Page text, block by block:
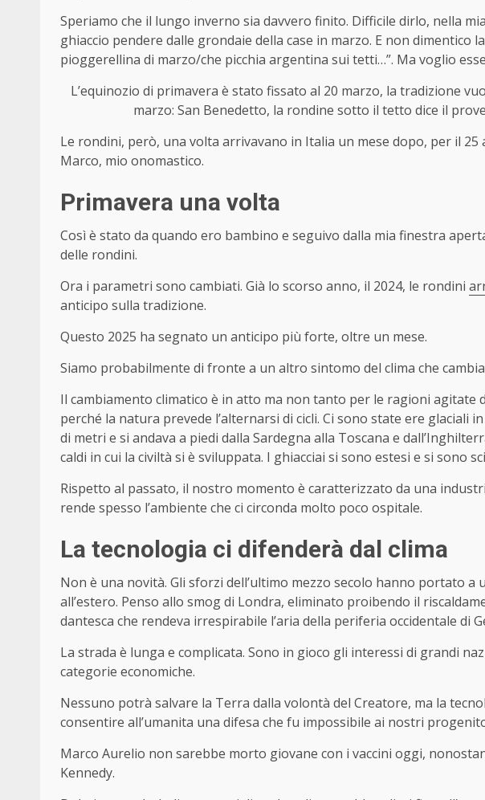
Speriamo che il lungo inverno sia davvero finito. Difficile dirlo, nella
ghiaccio pendere dalle grondaie della case in marzo. E non dimentico
pioggerellina di marzo/che picchia argentina sui tetti…”. Ma voglio
L’equinozio di primavera è stato fissato al 20 marzo, la tradizione
marzo: San Benedetto, la rondine sotto il tetto dice il
Le rondini, però, una volta arrivavano in Italia un mese dopo, per il 25
Marco, mio onomastico.
Primavera una volta
Così è stato da quando ero bambino e seguivo dalla mia finestra
delle rondini.
Ora i parametri sono cambiati. Già lo scorso anno, il 2024, le rondini
anticipo sulla tradizione.
Questo 2025 ha segnato un anticipo più forte, oltre un mese.
Siamo probabilmente di fronte a un altro sintomo del clima che
Il cambiamento climatico è in atto ma non tanto per le ragioni agitate
perché la natura prevede l’alternarsi di cicli. Ci sono state ere glaciali
di metri e si andava a piedi dalla Sardegna alla Toscana e
caldi in cui la civiltà si è sviluppata. I ghiacciai si sono estesi e si sono
Rispetto al passato, il nostro momento è caratterizzato da una
rende spesso l’ambiente che ci circonda molto poco ospitale.
La tecnologia ci difenderà dal clima
Non è una novità. Gli sforzi dell’ultimo mezzo secolo hanno portato
all’estero. Penso allo smog di Londra, eliminato proibendo il
dantesca che rendeva irrespirabile l’aria della periferia occidentale di
La strada è lunga e complicata. Sono in gioco gli interessi di grandi
categorie economiche.
Nessuno potrà salvare la Terra dalla volontà del Creatore, ma la
consentire all’umanita una difesa che fu impossibile ai nostri
Marco Aurelio non sarebbe morto giovane con i vaccini oggi,
Kennedy.